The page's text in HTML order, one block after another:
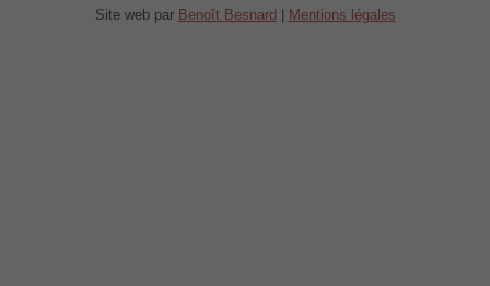
Site web par Benoît Besnard Mentions légales